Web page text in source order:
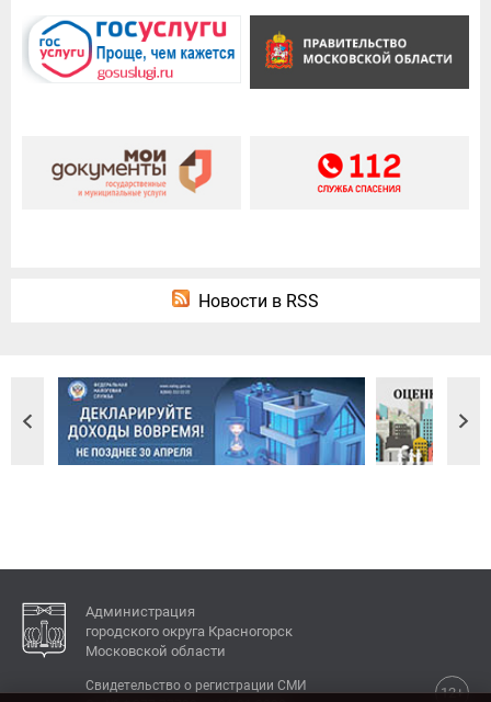
Новости в RSS
Администрация
городского округа Красногорск
Московской области
12+
Свидетельство о регистрации СМИ